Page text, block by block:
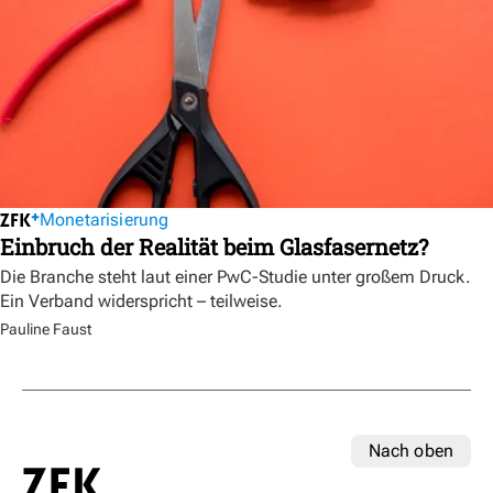
Monetarisierung
Einbruch der Realität beim Glasfasernetz?
Die Branche steht laut einer PwC-Studie unter großem Druck.
Ein Verband widerspricht – teilweise.
Pauline Faust
Nach oben